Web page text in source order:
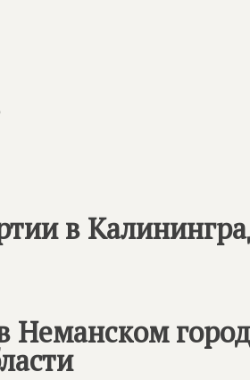
в
Неманском